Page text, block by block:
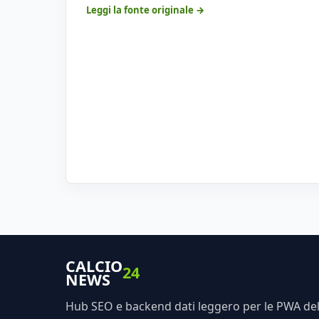
Leggi la fonte originale →
CALCIO
NEWS 24
Hub SEO e backend dati leggero per le PWA